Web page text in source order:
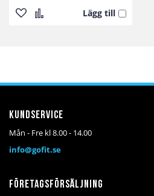
Lägg till
Lägg Lägg
Kundservice
Mån - Fre kl 8.00 - 14.00
info@gofit.se
Företagsförsäljning